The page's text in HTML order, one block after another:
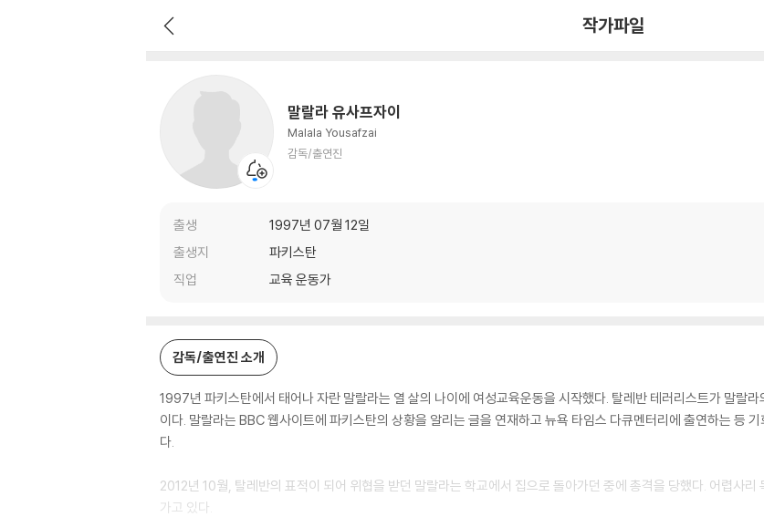
작가파일
말랄라 유사프자이
Malala Yousafzai
감독/출연진
출생
1997년 07월 12일
출생지
파키스탄
직업
교육 운동가
감독/출연진 소개
1997년 파키스탄에서 태어나 자란 말랄라는 열 살의 나이에 여성교육운동을 시작했다. 탈레반 테러리스트가 말랄
이다. 말랄라는 BBC 웹사이트에 파키스탄의 상황을 알리는 글을 연재하고 뉴욕 타임스 다큐멘터리에 출연하는 등
다.
2012년 10월, 탈레반의 표적이 되어 위협을 받던 말랄라는 학교에서 집으로 돌아가던 중에 총격을 당했다. 어렵사
가고 있다.